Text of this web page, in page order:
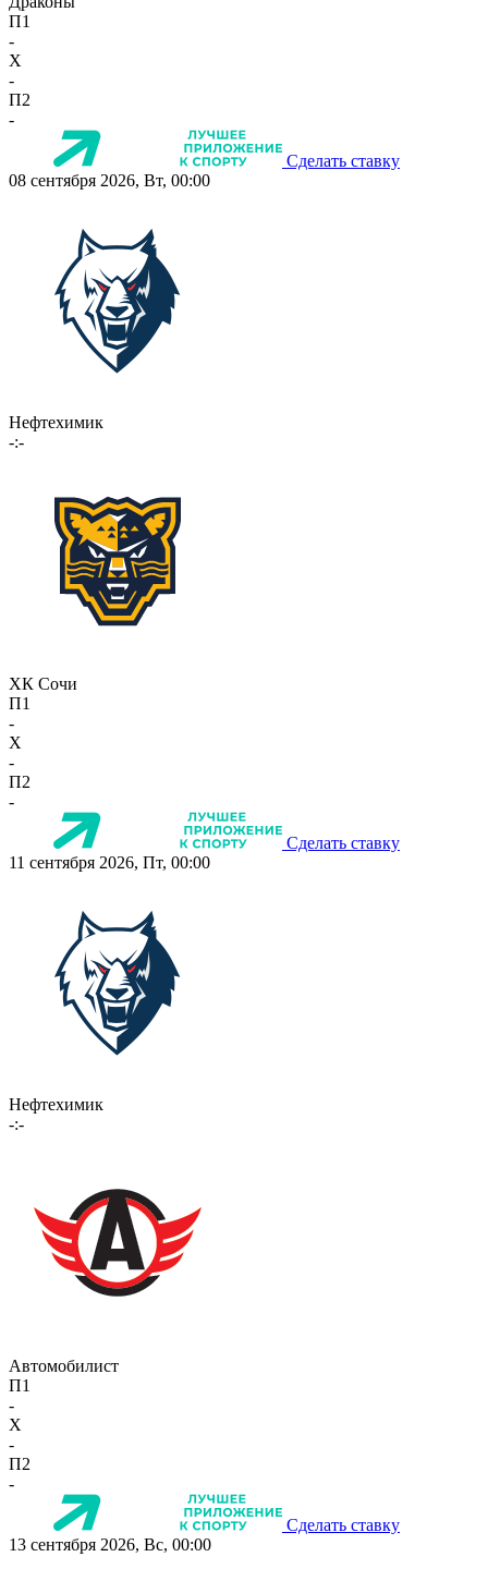
П1
-
X
-
П2
-
Сделать ставку
08 сентября 2026, Вт, 00:00
Нефтехимик
-:-
ХК Сочи
П1
-
X
-
П2
-
Сделать ставку
11 сентября 2026, Пт, 00:00
Нефтехимик
-:-
Автомобилист
П1
-
X
-
П2
-
Сделать ставку
13 сентября 2026, Вс, 00:00